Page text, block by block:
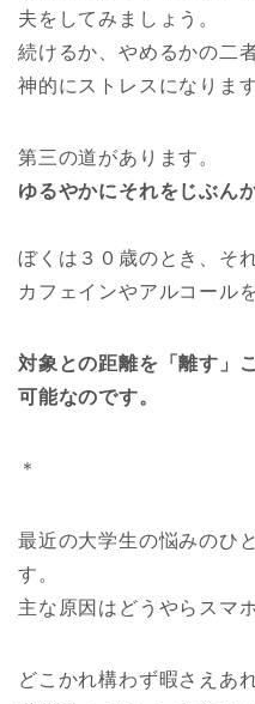
夫をしてみましょう。
続けるか、やめるかの二
神的にストレスになります
第三の道があります。
ゆるやかにそれをじぶん
ぼくは３０歳のとき、そ
カフェインやアルコール
対象との距離を「離す」
可能なのです。
＊
最近の大学生の悩みのひ
す。
主な原因はどうやらスマ
どこかれ構わず暇さえあ